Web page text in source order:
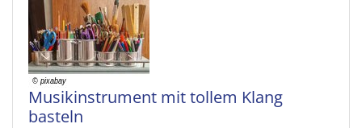
Musikinstrument mit tollem Klang
basteln